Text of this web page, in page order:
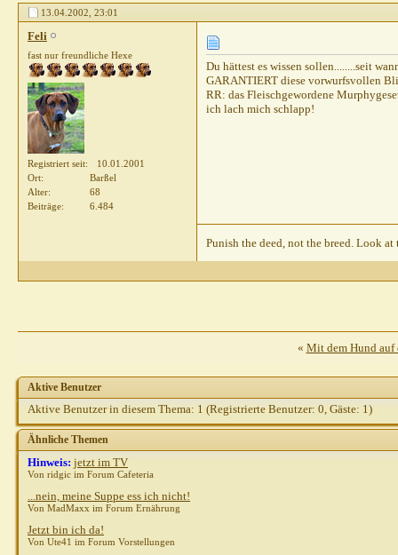
13.04.2002, 23:01
Feli
fast nur freundliche Hexe
Registriert seit
10.01.2001
Ort
Barßel
Alter
68
Beiträge
6.484
Du hättest es wissen sollen........seit
GARANTIERT diese vorwurfsvollen
RR: das Fleischgewordene
ich lach mich schlapp!
Punish the deed, not the breed. Look
« Mit dem Hund auf
Aktive Benutzer
Aktive Benutzer in diesem Thema: 1 (Registrierte Benutzer: 0, Gäste: 1)
Ähnliche Themen
Hinweis: jetzt im TV
Von ridgic im Forum Cafeteria
...nein, meine Suppe ess ich nicht!
Von MadMaxx im Forum Ernährung
Jetzt bin ich da!
Von Ute41 im Forum Vorstellungen